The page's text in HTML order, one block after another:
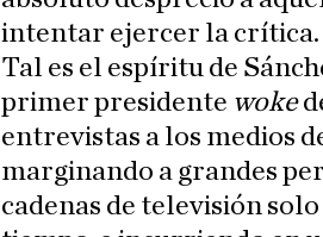
intentar ejercer la crítica.
Tal es el espíritu de
primer presidente woke
entrevistas a los medios
marginando a grandes
cadenas de televisión